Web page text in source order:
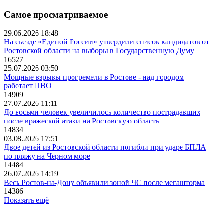
Самое просматриваемое
29.06.2026 18:48
На съезде «Единой России» утвердили список кандидатов от
Ростовской области на выборы в Государственную Думу
16527
25.07.2026 03:50
Мощные взрывы прогремели в Ростове - над городом
работает ПВО
14909
27.07.2026 11:11
До восьми человек увеличилось количество пострадавших
после вражеской атаки на Ростовскую область
14834
03.08.2026 17:51
Двое детей из Ростовской области погибли при ударе БПЛА
по пляжу на Черном море
14484
26.07.2026 14:19
Весь Ростов-на-Дону объявили зоной ЧС после мегашторма
14386
Показать ещё